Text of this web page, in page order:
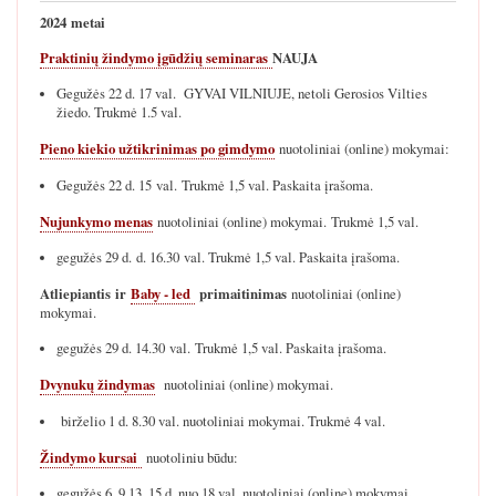
2024 metai
Praktinių žindymo įgūdžių seminaras NAUJA
Gegužės 22 d. 17 val. GYVAI VILNIUJE, netoli Gerosios Vilties
žiedo. Trukmė 1.5 val.
Pieno kiekio užtikrinimas po gimdymo nuotoliniai (online) mokymai:
Gegužės 22 d. 15 val. Trukmė 1,5 val. Paskaita įrašoma.
Nujunkymo menas nuotoliniai (online) mokymai. Trukmė 1,5 val.
gegužės 29 d. d. 16.30 val. Trukmė 1,5 val. Paskaita įrašoma.
Atliepiantis ir Baby - led primaitinimas nuotoliniai (online)
mokymai.
gegužės 29 d. 14.30 val. Trukmė 1,5 val. Paskaita įrašoma.
Dvynukų žindymas nuotoliniai (online) mokymai.
birželio 1 d. 8.30 val. nuotoliniai mokymai. Trukmė 4 val.
Žindymo kursai nuotoliniu būdu: